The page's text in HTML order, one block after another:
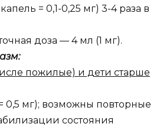
= 0,1-0,25 мг) 3-4 раза в
доза — 4 мл (1 мг).
пожилые) и дети старше
0,5 мг); возможны повторные
состояния